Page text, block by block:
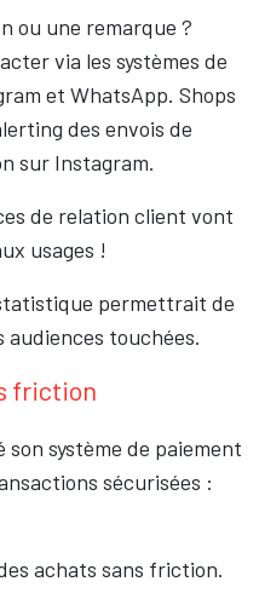
ou une remarque ?
via les systèmes de
et WhatsApp. Shops
des envois de
sur Instagram.
de relation client vont
usages !
permettrait de
audiences touchées.
friction
système de paiement
sécurisées :
achats sans friction.